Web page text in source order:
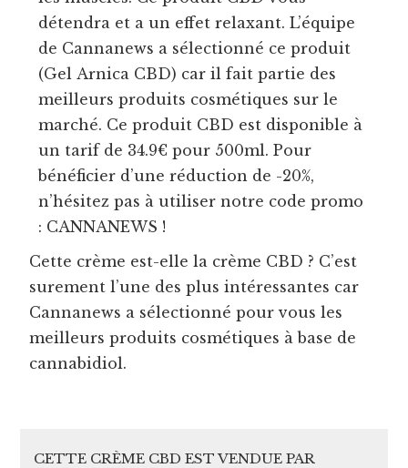
détendra et a un effet relaxant. L’équipe
de Cannanews a sélectionné ce produit
(Gel Arnica CBD) car il fait partie des
meilleurs produits cosmétiques sur le
marché. Ce produit CBD est disponible à
un tarif de 34.9€ pour 500ml. Pour
bénéficier d’une réduction de -20%,
n’hésitez pas à utiliser notre code promo
: CANNANEWS !
Cette crème est-elle la crème CBD ? C’est
surement l’une des plus intéressantes car
Cannanews a sélectionné pour vous les
meilleurs produits cosmétiques à base de
cannabidiol.
CETTE CRÈME CBD EST VENDUE PAR